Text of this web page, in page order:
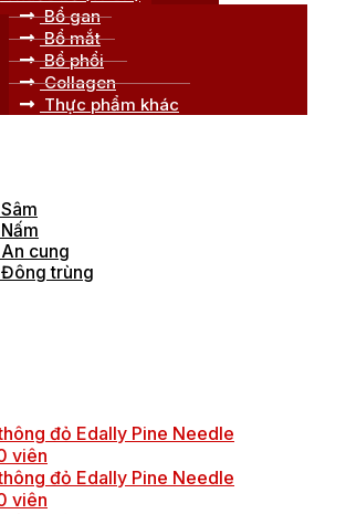
Bổ gan
Bổ mắt
Bổ phổi
Collagen
Thực phẩm khác
Sâm
Nấm
An cung
Đông trùng